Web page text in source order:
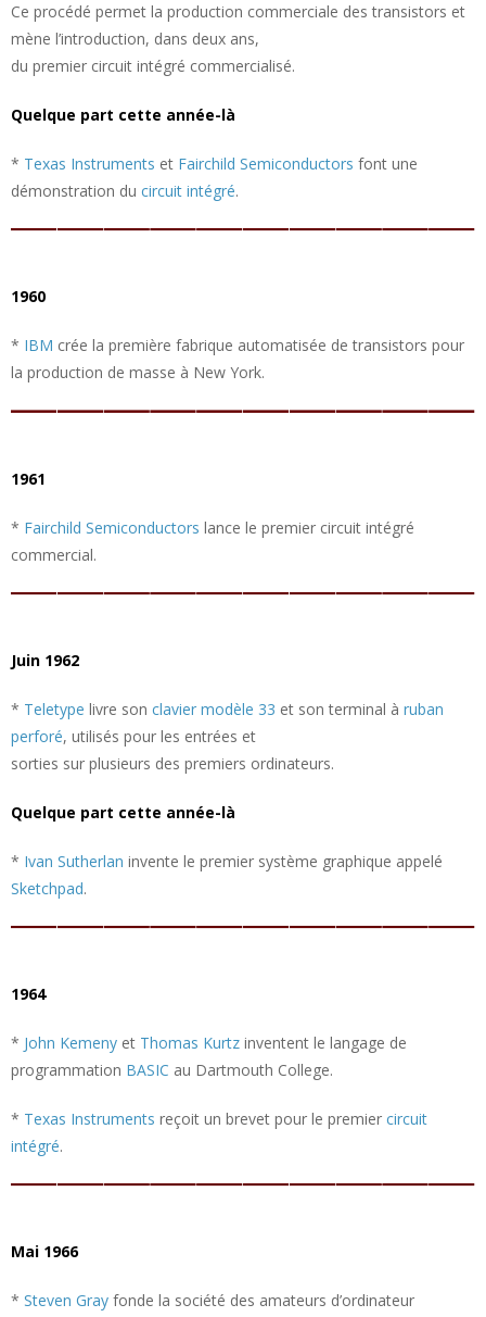
Ce procédé permet la production commerciale des transistors et
mène l’introduction, dans deux ans,
du premier circuit intégré commercialisé.
Quelque part cette année-là
* Texas Instruments et Fairchild Semiconductors font une
démonstration du circuit intégré.
1960
* IBM crée la première fabrique automatisée de transistors pour
la production de masse à New York.
1961
* Fairchild Semiconductors lance le premier circuit intégré
commercial.
Juin 1962
* Teletype livre son clavier modèle 33 et son terminal à ruban
perforé, utilisés pour les entrées et
sorties sur plusieurs des premiers ordinateurs.
Quelque part cette année-là
* Ivan Sutherlan invente le premier système graphique appelé
Sketchpad.
1964
* John Kemeny et Thomas Kurtz inventent le langage de
programmation BASIC au Dartmouth College.
* Texas Instruments reçoit un brevet pour le premier circuit
intégré.
Mai 1966
* Steven Gray fonde la société des amateurs d’ordinateur